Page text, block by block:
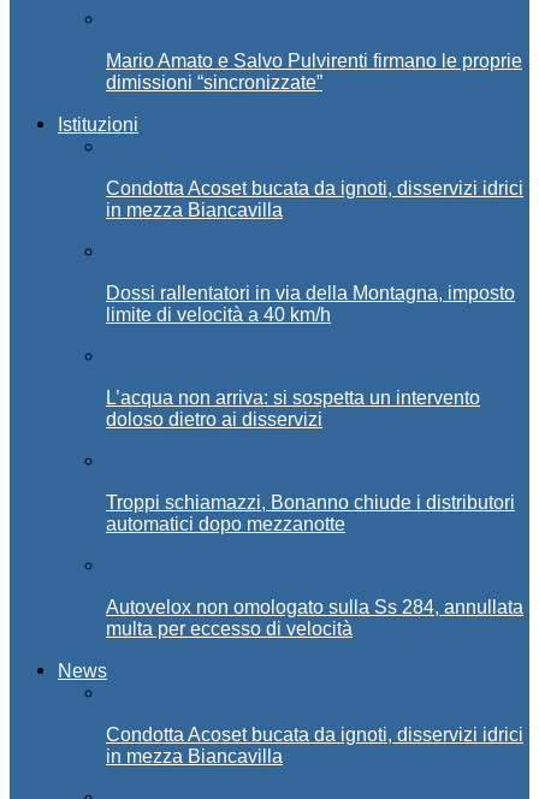
Mario Amato e Salvo Pulvirenti firmano le proprie
dimissioni “sincronizzate”
Istituzioni
Condotta Acoset bucata da ignoti, disservizi idrici
in mezza Biancavilla
Dossi rallentatori in via della Montagna, imposto
limite di velocità a 40 km/h
L’acqua non arriva: si sospetta un intervento
doloso dietro ai disservizi
Troppi schiamazzi, Bonanno chiude i distributori
automatici dopo mezzanotte
Autovelox non omologato sulla Ss 284, annullata
multa per eccesso di velocità
News
Condotta Acoset bucata da ignoti, disservizi idrici
in mezza Biancavilla